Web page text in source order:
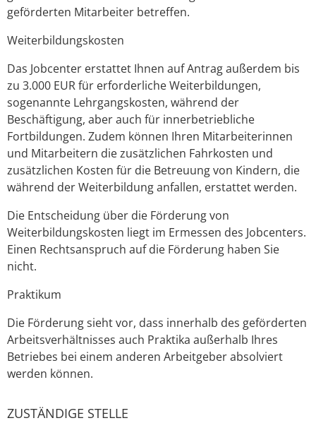
geförderten Mitarbeiter betreffen.
Weiterbildungskosten
Das Jobcenter erstattet Ihnen auf Antrag außerdem bis
zu 3.000 EUR für erforderliche Weiterbildungen,
sogenannte Lehrgangskosten, während der
Beschäftigung, aber auch für innerbetriebliche
Fortbildungen. Zudem können Ihren Mitarbeiterinnen
und Mitarbeitern die zusätzlichen Fahrkosten und
zusätzlichen Kosten für die Betreuung von Kindern, die
während der Weiterbildung anfallen, erstattet werden.
Die Entscheidung über die Förderung von
Weiterbildungskosten liegt im Ermessen des Jobcenters.
Einen Rechtsanspruch auf die Förderung haben Sie
nicht.
Praktikum
Die Förderung sieht vor, dass innerhalb des geförderten
Arbeitsverhältnisses auch Praktika außerhalb Ihres
Betriebes bei einem anderen Arbeitgeber absolviert
werden können.
ZUSTÄNDIGE STELLE